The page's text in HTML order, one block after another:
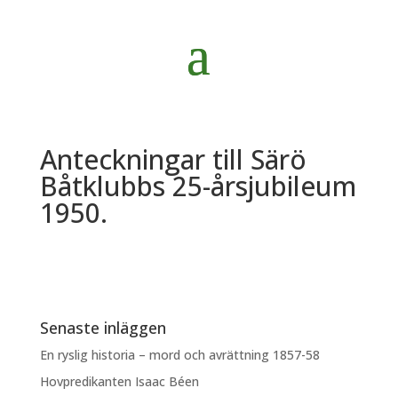
Anteckningar till Särö
Båtklubbs 25-årsjubileum
1950.
Senaste inläggen
En ryslig historia – mord och avrättning 1857-58
Hovpredikanten Isaac Béen